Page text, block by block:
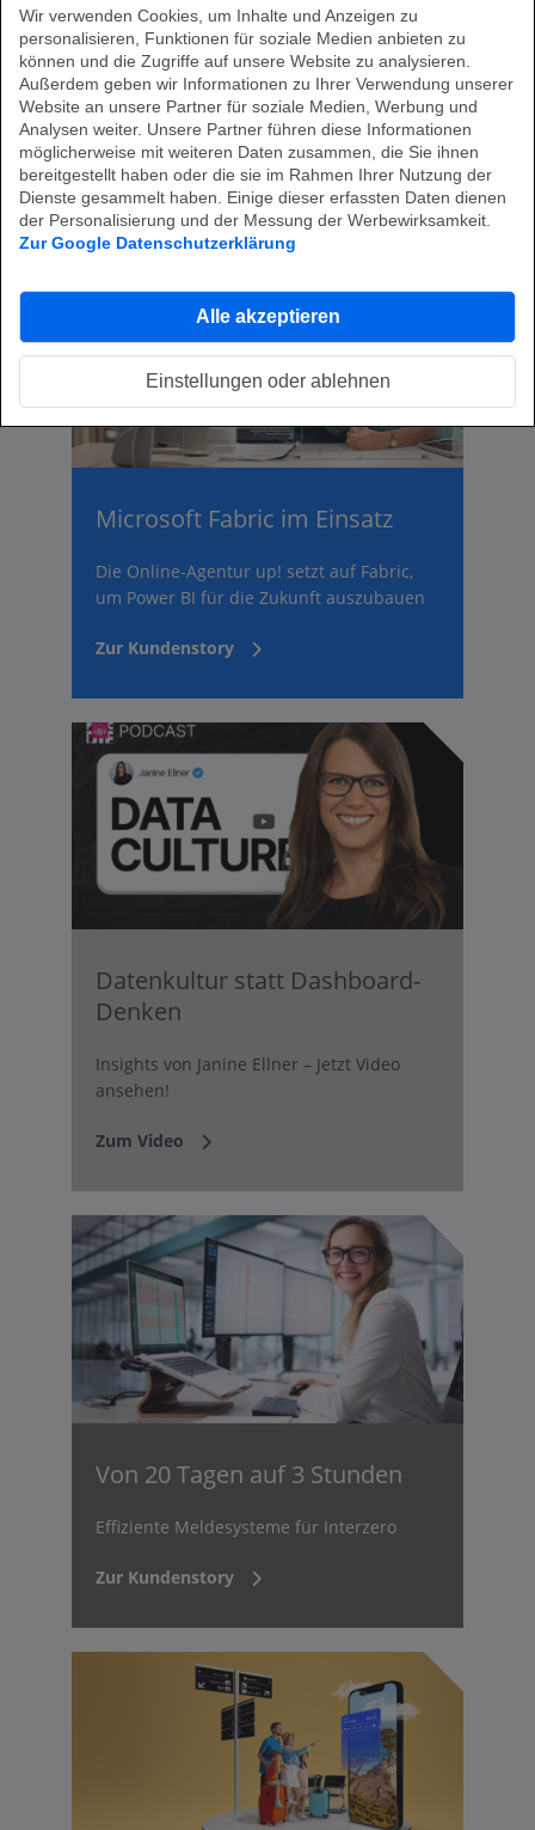
Wir verwenden Cookies, um Inhalte und Anzeigen zu
personalisieren, Funktionen für soziale Medien anbieten zu
können und die Zugriffe auf unsere Website zu analysieren.
Außerdem geben wir Informationen zu Ihrer Verwendung unserer
Website an unsere Partner für soziale Medien, Werbung und
Analysen weiter. Unsere Partner führen diese Informationen
möglicherweise mit weiteren Daten zusammen, die Sie ihnen
bereitgestellt haben oder die sie im Rahmen Ihrer Nutzung der
Dienste gesammelt haben. Einige dieser erfassten Daten dienen
der Personalisierung und der Messung der Werbewirksamkeit.
Zur Google Datenschutzerklärung
Alle akzeptieren
Einstellungen oder ablehnen
Analytics Custom SaaS
OPITZ CONSULTING stellt mit Pyramid
Analytics auf der STACKIT Cloud eine
Alternative zu US-Hyperscalern bereit.
Zu den Firmennews
Microsoft Fabric im Einsatz
Die Online-Agentur up! setzt auf Fabric,
um Power BI für die Zukunft auszubauen
Zur Kundenstory
Datenkultur statt Dashboard-
Denken
Insights von Janine Ellner – Jetzt Video
ansehen!
Zum Video
Von 20 Tagen auf 3 Stunden
Effiziente Meldesysteme für Interzero
Zur Kundenstory